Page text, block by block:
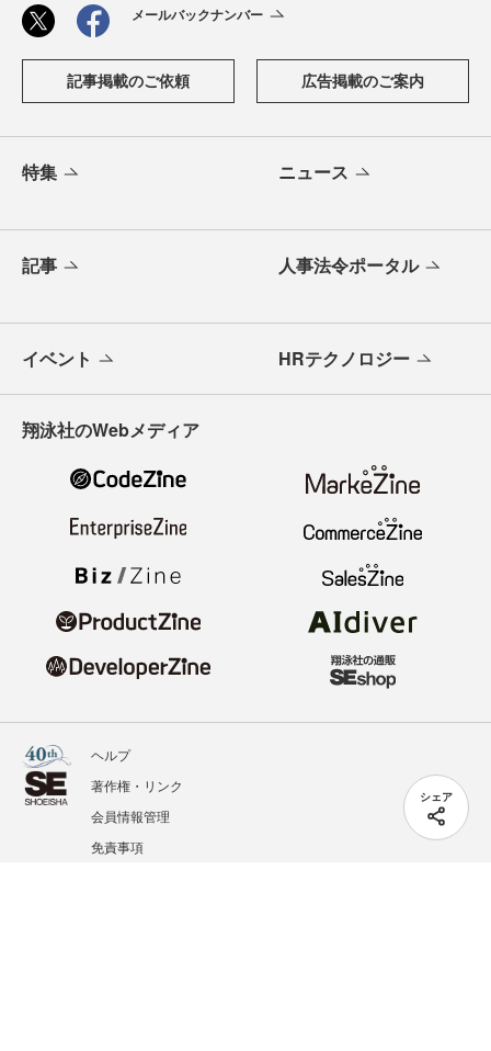
シェア
メールバックナンバー
記事掲載のご依頼 広告掲載のご案内
特集 ニュース
記事 人事法令ポータル
イベント HRテクノロジー
翔泳社のWebメディア
ヘルプ
著作権・リンク
会員情報管理
免責事項